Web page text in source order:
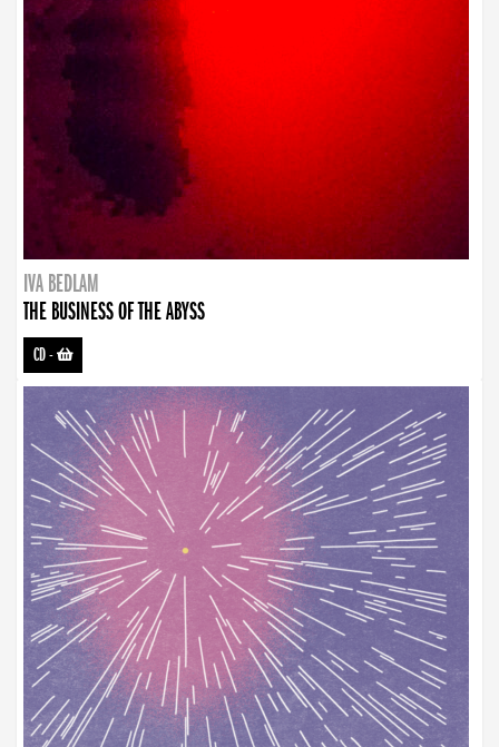
IVA BEDLAM
THE BUSINESS OF THE ABYSS
CD-